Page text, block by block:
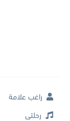
راغب علامة
رحلتى